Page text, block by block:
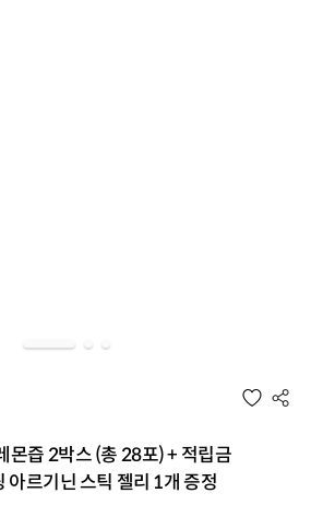
몬즙 2박스 (총 28포) + 적립금
아르기닌 스틱 젤리 1개 증정